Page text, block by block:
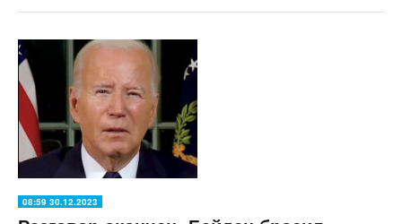
08:59 30.12.2023